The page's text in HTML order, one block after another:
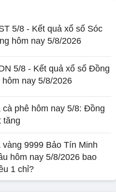
5/8 - Kết quả xổ số Sóc
hôm nay 5/8/2026
5/8 - Kết quả xổ số Đồng
hôm nay 5/8/2026
cà phê hôm nay 5/8: Đồng
tăng
vàng 9999 Bảo Tín Minh
hôm nay 5/8/2026 bao
1 chỉ?